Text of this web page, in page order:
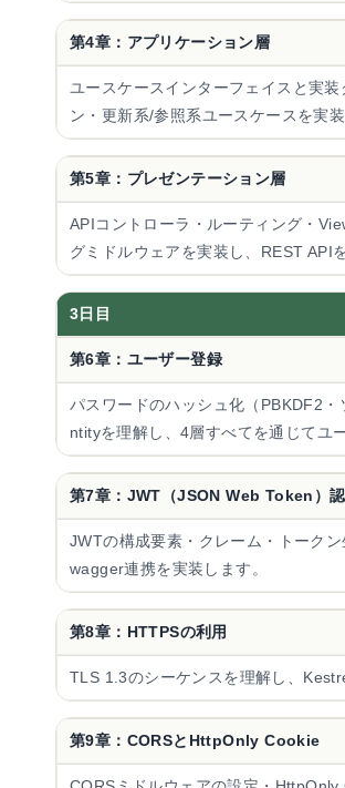
第4章：アプリケーション層
ユースケースインターフェイスと実
ン・更新系/参照系ユースケースを実装
第5章：プレゼンテーション層
APIコントローラ・ルーティング・
グミドルウェアを実装し、REST API
3日目
第6章：ユーザー登録
パスワードのハッシュ化（PBKDF2
ntityを理解し、4層すべてを通じてユ
第7章：JWT（JSON Web Token）
JWTの構成要素・クレーム・トーク
wagger連携を実装します。
第8章：HTTPSの利用
TLS 1.3のシーケンスを理解し、
第9章：CORSとHttpOnly Cookie